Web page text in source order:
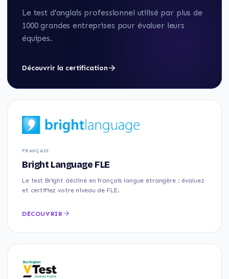
Le test d'anglais professionnel utilisé par plus de
1000 grandes entreprises pour évaluer leurs
équipes.
Découvrir la certification
FRANÇAIS
Bright Language FLE
Le test Bright décliné en français langue étrangère : évaluez
et certifiez votre niveau de FLE.
DÉCOUVRIR